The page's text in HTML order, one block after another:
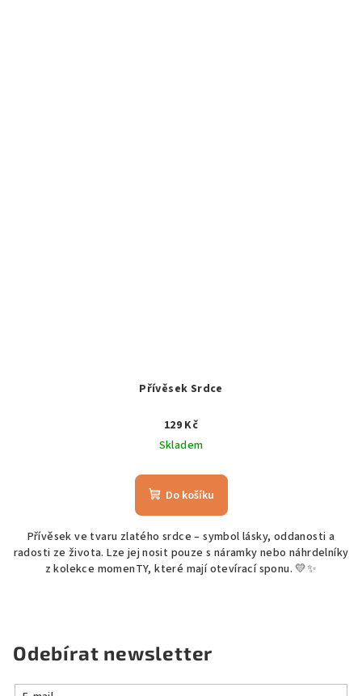
Přívěsek Srdce
129 Kč
Skladem
Do košíku
Přívěsek ve tvaru zlatého srdce – symbol lásky, oddanosti a
radosti ze života. Lze jej nosit pouze s náramky nebo náhrdelníky
z kolekce momenTY, které mají otevírací sponu. 💛✨
Odebírat newsletter